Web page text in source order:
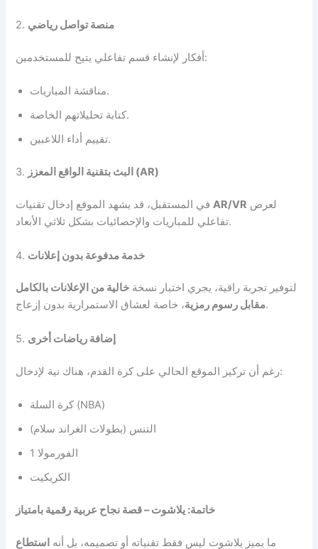
2. منصة تواصل رياضي
أفكار لإنشاء قسم تفاعلي يتيح للمستخدمين:
مناقشة المباريات.
كتابة تحليلاتهم الخاصة.
تقييم أداء اللاعبين.
3. البث بتقنية الواقع المعزز (AR)
في المستقبل، قد يشهد الموقع إدخال تقنياتAR/VR
تفاعلي للمباريات والإحصائيات بشكل ثلاثي الأبعاد.
4. خدمة مدفوعة بدون إعلانات
لتوفير تجربة راقية، يجري اختبار نسخة خالية من الإعلانات بالكامل
مقابل رسوم رمزية، خاصة لعشاق الاستمرارية بدون إزعاج.
5. إضافة رياضات أخرى
رغم أن تركيز الموقع الحالي على كرة القدم، هناك نية لإدخال:
كرة السلة (NBA)
التنس (بطولات الغراند سلام)
الفورمولا 1
الكريكيت
خاتمة: يلاشوت – قصة نجاح عربية رقمية بامتياز
ما يميز يلاشوت ليس فقط تقنياته أو تصميمه، بل أنه استطاع